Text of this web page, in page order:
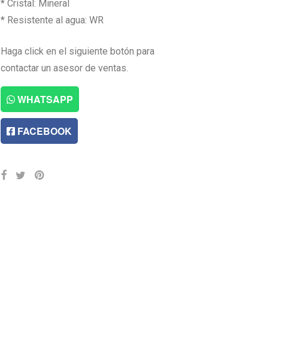
* Cristal: Mineral
* Resistente al agua: WR
Haga click en el siguiente botón para
contactar un asesor de ventas.
WHATSAPP
FACEBOOK